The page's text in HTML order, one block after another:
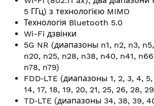
5 ГГц) з технологією MIMO
Технологія Bluetooth 5.0
Wi-Fi дзвінки
5G NR (диапазоны n1, n2, n3,
n20, n25, n28, n38, n40, n41,
n78, n79)
FDD‑LTE (диапазоны 1, 2, 3, 4, 5,
14, 17, 18, 19, 20, 21, 25, 26, 28,
TD‑LTE (диапазоны 34, 38, 39,